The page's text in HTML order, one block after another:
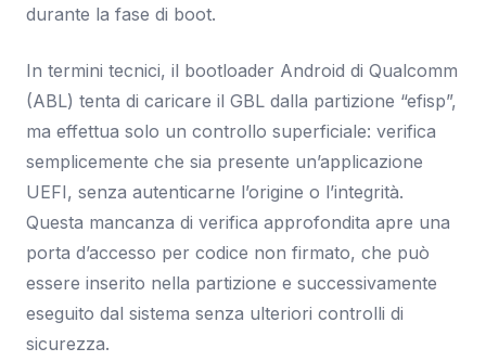
durante la fase di boot.
In termini tecnici, il bootloader Android di Qualcomm
(ABL) tenta di caricare il GBL dalla partizione “efisp”,
ma effettua solo un controllo superficiale: verifica
semplicemente che sia presente un’applicazione
UEFI, senza autenticarne l’origine o l’integrità.
Questa mancanza di verifica approfondita apre una
porta d’accesso per codice non firmato, che può
essere inserito nella partizione e successivamente
eseguito dal sistema senza ulteriori controlli di
sicurezza.